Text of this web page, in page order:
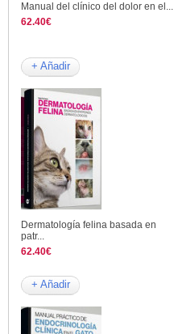
Manual del clínico del dolor en el...
62.40€
+ Añadir
Dermatología felina basada en
patr...
62.40€
+ Añadir